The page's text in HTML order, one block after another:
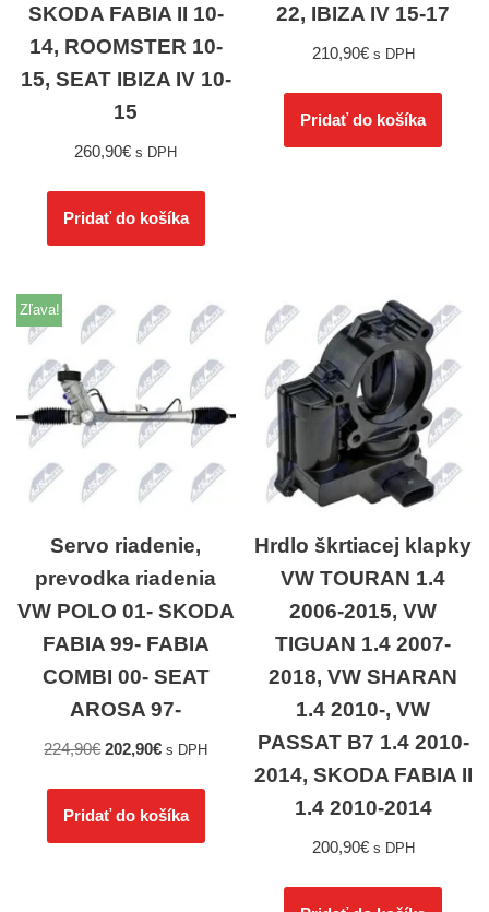
SKODA FABIA II 10-
14, ROOMSTER 10-
15, SEAT IBIZA IV 10-
15
260,90€ s DPH
Pridať do košíka
22, IBIZA IV 15-17
210,90€ s DPH
Pridať do košíka
Zľava!
Servo riadenie,
prevodka riadenia
VW POLO 01- SKODA
FABIA 99- FABIA
COMBI 00- SEAT
AROSA 97-
224,90€ 202,90€ s DPH
Pridať do košíka
Hrdlo škrtiacej klapky
VW TOURAN 1.4
2006-2015, VW
TIGUAN 1.4 2007-
2018, VW SHARAN
1.4 2010-, VW
PASSAT B7 1.4 2010-
2014, SKODA FABIA II
1.4 2010-2014
200,90€ s DPH